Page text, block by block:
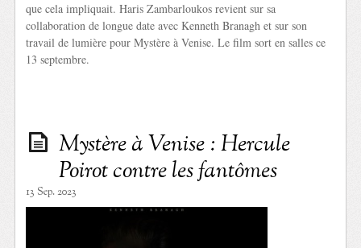
que cela impliquait. Haris Zambarloukos revient sur sa
collaboration de longue date avec Kenneth Branagh et sur son
travail de lumière pour Mystère à Venise. Le film sort en salles ce
13 septembre.
Mystère à Venise : Hercule
Poirot contre les fantômes
13 Sep. 2023